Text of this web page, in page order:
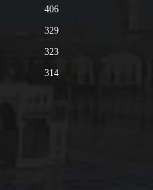
406
329
323
314